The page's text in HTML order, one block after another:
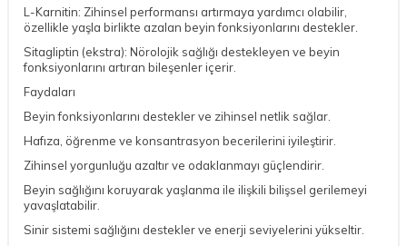
L-Karnitin: Zihinsel performansı artırmaya yardımcı olabilir,
özellikle yaşla birlikte azalan beyin fonksiyonlarını destekler.
Sitagliptin (ekstra): Nörolojik sağlığı destekleyen ve beyin
fonksiyonlarını artıran bileşenler içerir.
Faydaları
Beyin fonksiyonlarını destekler ve zihinsel netlik sağlar.
Hafıza, öğrenme ve konsantrasyon becerilerini iyileştirir.
Zihinsel yorgunluğu azaltır ve odaklanmayı güçlendirir.
Beyin sağlığını koruyarak yaşlanma ile ilişkili bilişsel gerilemeyi
yavaşlatabilir.
Sinir sistemi sağlığını destekler ve enerji seviyelerini yükseltir.